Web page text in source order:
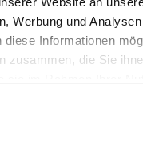
Werbung und
diese Informationen
zusammen, die Sie
und